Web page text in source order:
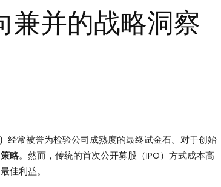
兼并的战略洞察
经常被誉为检验公司成熟度的最终试金石。对于创始
略。然而，传统的首次公开募股（IPO）方式成本高
佳利益。